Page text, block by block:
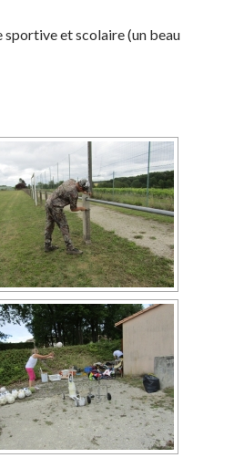
sportive et scolaire (un beau